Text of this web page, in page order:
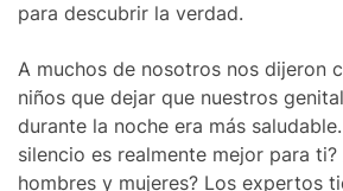
para descubrir la verdad.
A muchos de nosotros nos dijeron
niños que dejar que nuestros
durante la noche era más
silencio es realmente mejor para
hombres y mujeres? Los expertos